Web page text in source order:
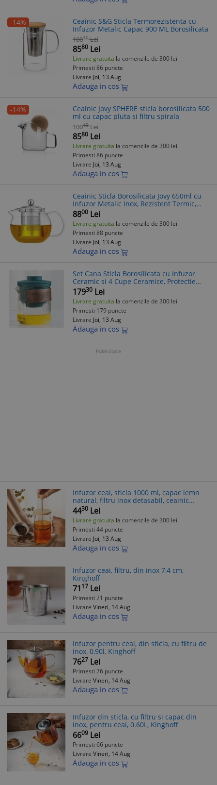
-14%
Ceainic S&G Sticla Termorezistenta cu
Infuzor Metalic Capac 900 ML Borosilicata
10010 Lei
8580 Lei
Livrare gratuita la comenzile de 300 lei
Primesti 86 puncte
Livrare Joi, 13 Aug
Adauga in cos
-14%
Ceainic Jovy SPHERE sticla borosilicata 500
ml cu capac pluta si filtru spirala
10010 Lei
8580 Lei
Livrare gratuita la comenzile de 300 lei
Primesti 86 puncte
Livrare Joi, 13 Aug
Adauga in cos
Ceainic Sticla Borosilicata Jovy 650ml cu
Infuzor Metalic Inox, Rezistent Termic,
Ceai Vrac, Infuzie Aroma Uniforma
8800 Lei
Livrare gratuita la comenzile de 300 lei
Primesti 88 puncte
Livrare Joi, 13 Aug
Adauga in cos
Set Cana Sticla Borosilicata cu Infuzor
Ceramic si 4 Cupe Ceramice, Protectie
Lemn, 380ml, Jovy, Ceai, Cadou Elegant
17930 Lei
Livrare gratuita la comenzile de 300 lei
Primesti 179 puncte
Livrare Joi, 13 Aug
Adauga in cos
Publicitate
Infuzor ceai, sticla 1000 ml, capac lemn
natural, filtru inox detasabil, ceainic
elegant pentru infuzii, accesorii bucatarie
premium, usor de curatat
4430 Lei
Livrare gratuita la comenzile de 300 lei
Primesti 44 puncte
Livrare Joi, 13 Aug
Adauga in cos
Infuzor ceai, filtru, din inox 7,4 cm,
Kinghoff
7117 Lei
Primesti 71 puncte
Livrare Vineri, 14 Aug
Adauga in cos
Infuzor pentru ceai, din sticla, cu filtru de
inox, 0,90l, Kinghoff
7627 Lei
Primesti 76 puncte
Livrare Vineri, 14 Aug
Adauga in cos
Infuzor din sticla, cu filtru si capac din
inox, pentru ceai, 0.60L, Kinghoff
6609 Lei
Primesti 66 puncte
Livrare Vineri, 14 Aug
Adauga in cos